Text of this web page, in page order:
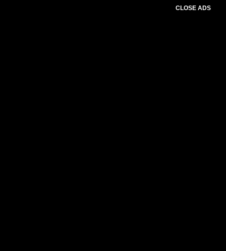
CLOSE ADS